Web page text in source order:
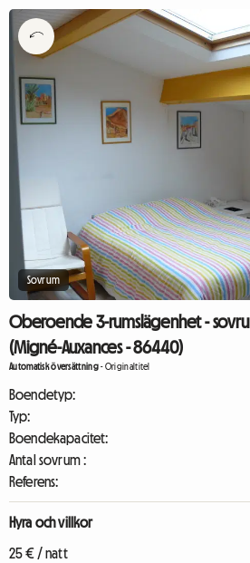
Sovrum
Oberoende 3-rumslägenhet -
(Migné-Auxances - 86440)
Automatisk översättning-Originaltitel
Boendetyp:
Typ:
Boendekapacitet:
Antal sovrum :
Referens:
Hyra och villkor
25 € / natt